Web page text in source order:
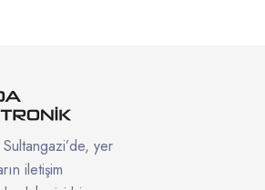
yer
iletişim